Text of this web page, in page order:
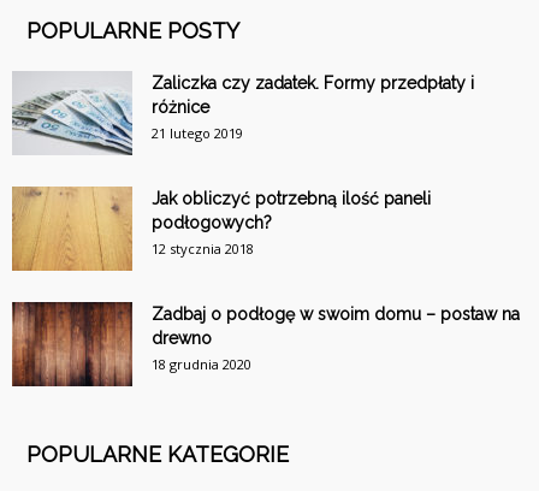
POPULARNE POSTY
Zaliczka czy zadatek. Formy przedpłaty i
różnice
21 lutego 2019
Jak obliczyć potrzebną ilość paneli
podłogowych?
12 stycznia 2018
Zadbaj o podłogę w swoim domu – postaw na
drewno
18 grudnia 2020
POPULARNE KATEGORIE